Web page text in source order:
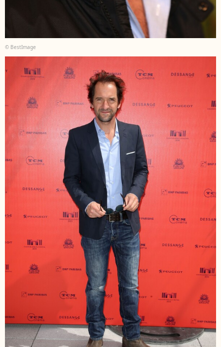
© BestImage